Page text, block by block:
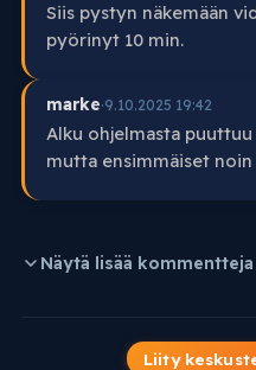
Siis pystyn näkemään
pyörinyt 10 min.
marke·9.10.2025 19:42
Alku ohjelmasta
mutta ensimmäiset noin
Näytä lisää kommentteja
Liity